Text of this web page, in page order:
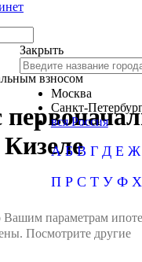
Закрыть
Москва
Санкт-
вся Россия
А Б В Г Д Е Ж
П Р С Т У Ф Х
взносом
параметрам
Посмотрите другие